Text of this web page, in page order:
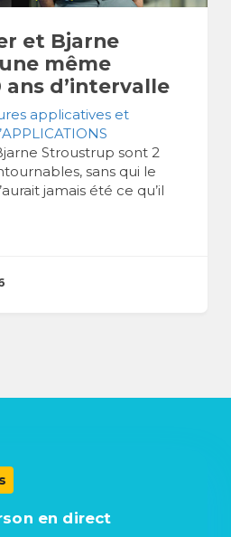
et Bjarne
même
d’intervalle
applicatives et
Stroustrup sont 2
sans qui le
jamais été ce qu’il
en direct